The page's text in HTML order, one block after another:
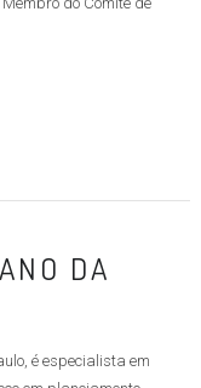
DA
é especialista em